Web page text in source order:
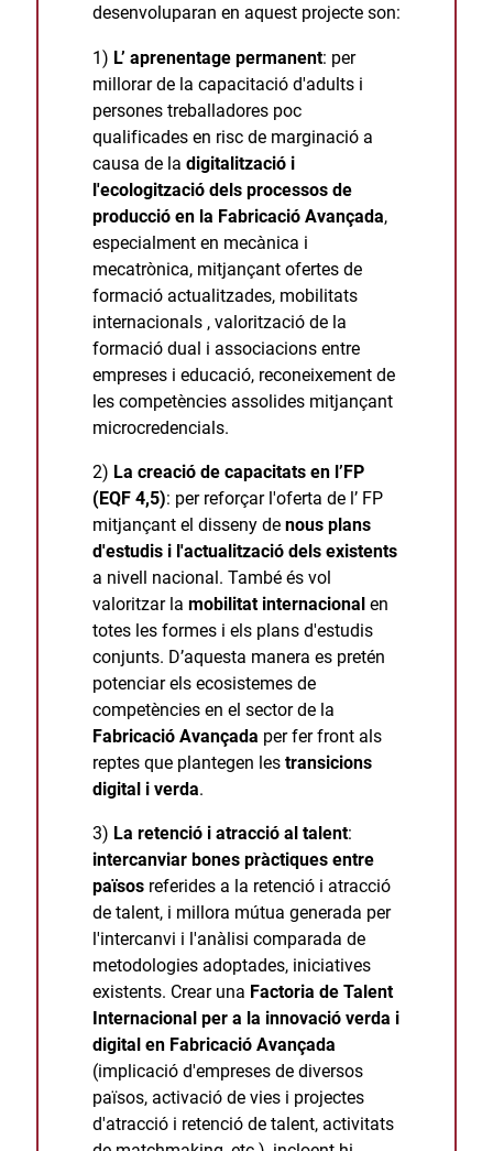
desenvoluparan en aquest projecte son:
1) L’ aprenentage permanent: per
millorar de la capacitació d'adults i
persones treballadores poc
qualificades en risc de marginació a
causa de la digitalització i
l'ecologització dels processos de
producció en la Fabricació Avançada,
especialment en mecànica i
mecatrònica, mitjançant ofertes de
formació actualitzades, mobilitats
internacionals , valorització de la
formació dual i associacions entre
empreses i educació, reconeixement de
les competències assolides mitjançant
microcredencials.
2) La creació de capacitats en l’FP
(EQF 4,5): per reforçar l'oferta de l’ FP
mitjançant el disseny de nous plans
d'estudis i l'actualització dels existents
a nivell nacional. També és vol
valoritzar la mobilitat internacionalen
totes les formes i els plans d'estudis
conjunts. D’aquesta manera es pretén
potenciar els ecosistemes de
competències en el sector de la
Fabricació Avançada per fer front als
reptes que plantegen les transicions
digital i verda.
3) La retenció i atracció al talent:
intercanviar bones pràctiques entre
païsosreferides a la retenció i atracció
de talent, i millora mútua generada per
l'intercanvi i l'anàlisi comparada de
metodologies adoptades, iniciatives
existents. Crear una Factoria de Talent
Internacional per a la innovació verda i
digital en Fabricació Avançada
(implicació d'empreses de diversos
països, activació de vies i projectes
d'atracció i retenció de talent, activitats